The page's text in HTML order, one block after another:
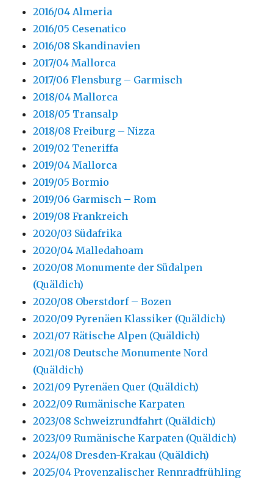
2016/04 Almeria
2016/05 Cesenatico
2016/08 Skandinavien
2017/04 Mallorca
2017/06 Flensburg – Garmisch
2018/04 Mallorca
2018/05 Transalp
2018/08 Freiburg – Nizza
2019/02 Teneriffa
2019/04 Mallorca
2019/05 Bormio
2019/06 Garmisch – Rom
2019/08 Frankreich
2020/03 Südafrika
2020/04 Malledahoam
2020/08 Monumente der Südalpen
(Quäldich)
2020/08 Oberstdorf – Bozen
2020/09 Pyrenäen Klassiker (Quäldich)
2021/07 Rätische Alpen (Quäldich)
2021/08 Deutsche Monumente Nord
(Quäldich)
2021/09 Pyrenäen Quer (Quäldich)
2022/09 Rumänische Karpaten
2023/08 Schweizrundfahrt (Quäldich)
2023/09 Rumänische Karpaten (Quäldich)
2024/08 Dresden-Krakau (Quäldich)
2025/04 Provenzalischer Rennradfrühling